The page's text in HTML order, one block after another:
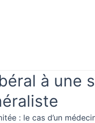
à une
: le cas d’un